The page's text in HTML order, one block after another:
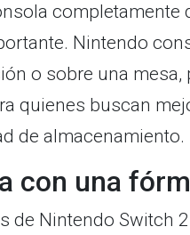
completamente
Nintendo
o sobre una mesa,
quienes buscan
de almacenamiento.
con una
de Nintendo Switch